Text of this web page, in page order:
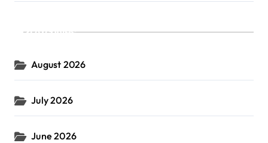
Archives
August 2026
July 2026
June 2026